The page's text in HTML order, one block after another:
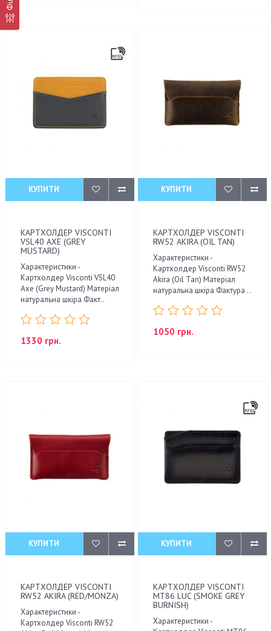
КУПИТИ
КАРТХОЛДЕР VISCONTI
VSL40 AXE (GREY
MUSTARD)
Характеристики -
Картхолдер Visconti VSL40
Axe (Grey Mustard) Матеріал
натуральна шкіра Факт..
1330 грн.
КУПИТИ
КАРТХОЛДЕР VISCONTI
RW52 AKIRA (OIL TAN)
Характеристики -
Картхолдер Visconti RW52
Akira (Oil Tan) Матеріал
натуральна шкіра Фактура ..
1050 грн.
КУПИТИ
КАРТХОЛДЕР VISCONTI
RW52 AKIRA (RED/MONZA)
Характеристики -
Картхолдер Visconti RW52
КУПИТИ
КАРТХОЛДЕР VISCONTI
MT86 LUC (SMOKE GREY
BURNISH)
Характеристики -